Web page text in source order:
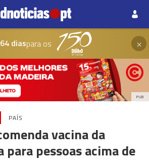
64 diaspara os ×
PUB
PAÍS
vacina da
para pessoas acima de